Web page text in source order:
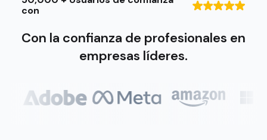
con
Con la confianza de profesionales en
empresas líderes.